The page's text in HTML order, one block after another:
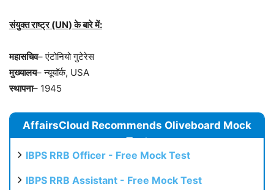
संयुक्त राष्ट्र (UN) के बारे में:
महासचिव– एंटोनियो गुटेरेस
मुख्यालय– न्यूयॉर्क, USA
स्थापना– 1945
AffairsCloud Recommends Oliveboard Mock
Test
IBPS RRB Officer - Free Mock Test
IBPS RRB Assistant - Free Mock Test